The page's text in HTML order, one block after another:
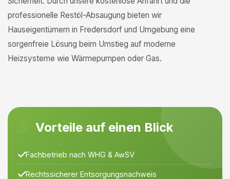
professionelle Restöl-Absaugung bieten wir
Hauseigentümern in Fredersdorf und Umgebung eine
sorgenfreie Lösung beim Umstieg auf moderne
Heizsysteme wie Wärmepumpen oder Gas.
Vorteile auf einen Blick
Fachbetrieb nach WHG & AwSV
Rechtssicherer Entsorgungsnachweis